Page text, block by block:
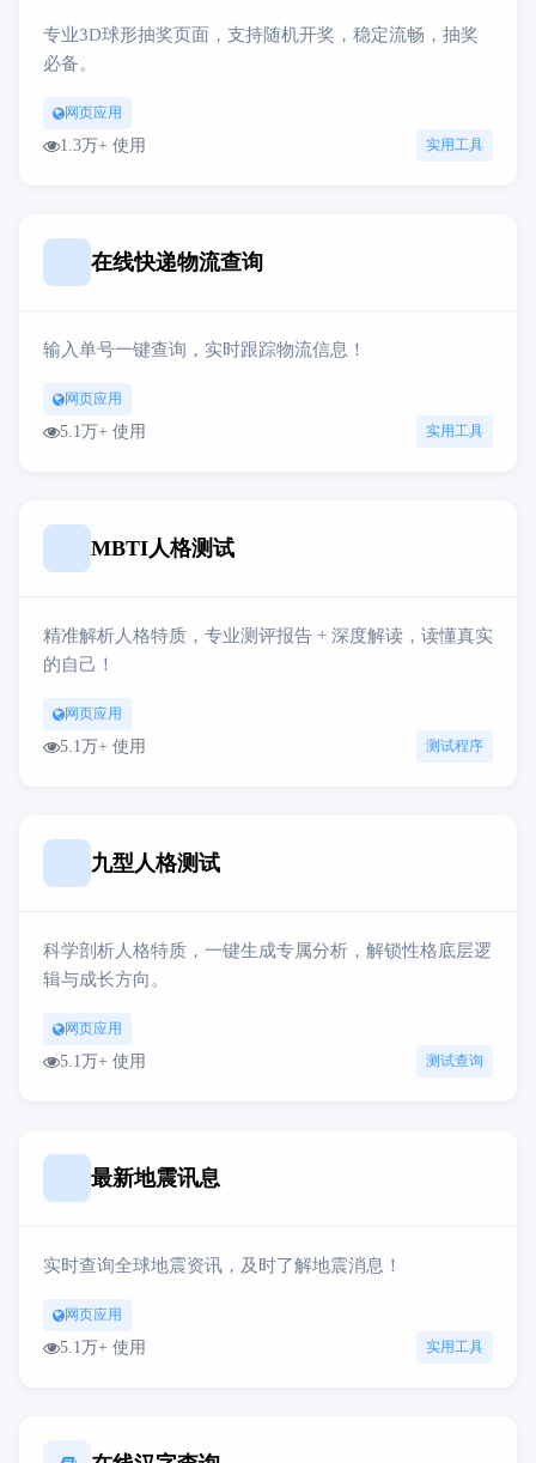
专业3D球形抽奖页面，支持随机开奖，稳定流畅，抽奖
必备。
网页应用
1.3万+ 使用 实用工具
在线快递物流查询
输入单号一键查询，实时跟踪物流信息！
网页应用
5.1万+ 使用 实用工具
MBTI人格测试
精准解析人格特质，专业测评报告 + 深度解读，读懂真实
的自己！
网页应用
5.1万+ 使用 测试程序
九型人格测试
科学剖析人格特质，一键生成专属分析，解锁性格底层逻
辑与成长方向。
网页应用
5.1万+ 使用 测试查询
最新地震讯息
实时查询全球地震资讯，及时了解地震消息！
网页应用
5.1万+ 使用 实用工具